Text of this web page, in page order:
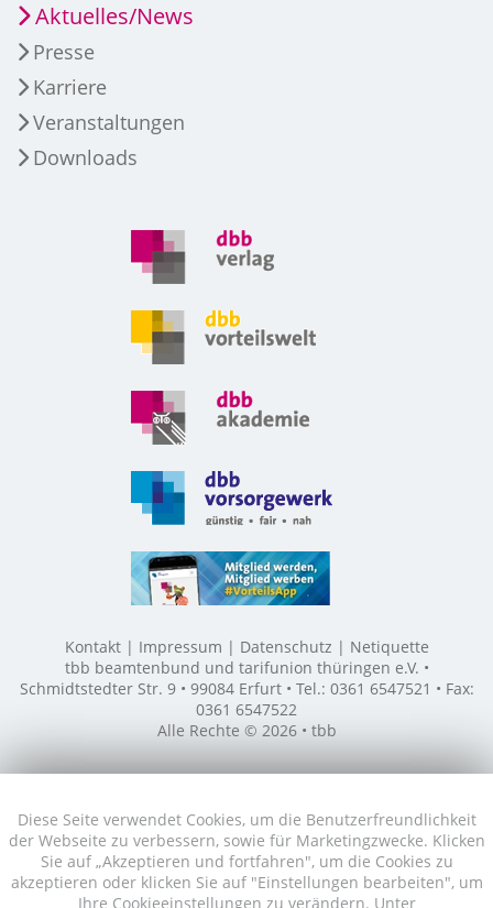
Diese Seite verwendet Cookies, um die Benutzerfreundlichkeit
der Webseite zu verbessern, sowie für Marketingzwecke. Klicken
Sie auf „Akzeptieren und fortfahren", um die Cookies zu
akzeptieren oder klicken Sie auf "Einstellungen bearbeiten", um
Ihre Cookieeinstellungen zu verändern. Unter
Aktuelles/News
Presse
Karriere
Veranstaltungen
Downloads
Kontakt Impressum Datenschutz
Netiquette
tbb beamtenbund und tarifunion thüringen e.V. •
Schmidtstedter Str. 9 • 99084 Erfurt • Tel.: 0361 6547521 • Fax:
0361 6547522
Alle Rechte © 2026 • tbb